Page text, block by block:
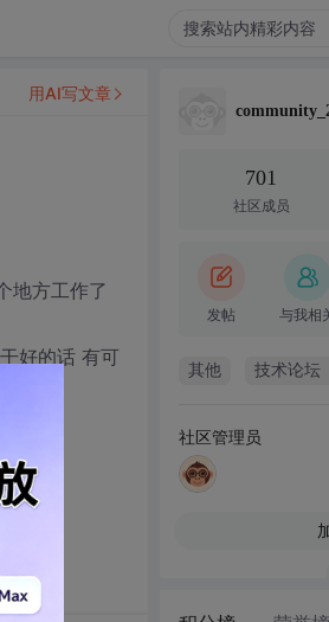
地方工作了
好的话 有可
用AI写文章
701
社区成员
发帖 与我相
其他 技术论坛
社区管理员